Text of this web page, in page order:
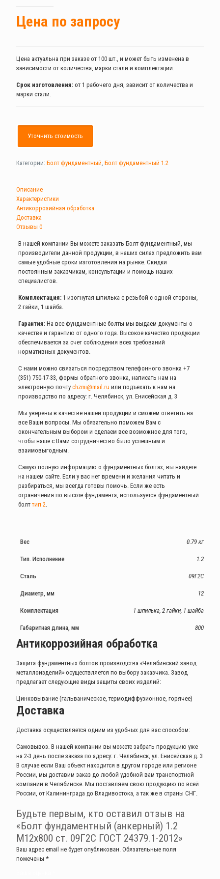
Цена по запросу
Цена актуальна при заказе от 100 шт., и может быть изменена в
зависимости от количества, марки стали и комплектации.
Срок изготовления: от 1 рабочего дня, зависит от количества и
марки стали.
Уточнить стоимость
Категории: Болт фундаментный, Болт фундаментный 1.2
Описание
Характеристики
Антикоррозийная обработка
Доставка
Отзывы 0
В нашей компании Вы можете заказать Болт фундаментный, мы
производители данной продукции, в наших силах предложить вам
самые удобные сроки изготовления на рынке. Скидки
постоянным заказчикам, консультации и помощь наших
специалистов.
Комплектация:1 изогнутая шпилька с резьбой с одной стороны,
2 гайки, 1 шайба.
Гарантия:На все фундаментные болты мы выдаем документы о
качестве и гарантию от одного года. Высокое качество продукции
обеспечивается за счет соблюдения всех требований
нормативных документов.
С нами можно связаться посредством телефонного звонка +7
(351) 750-17-33, формы обратного звонка, написать нам на
электронную почту chzmi@mail.ru или подъехать к нам на
производство по адресу: г. Челябинск, ул. Енисейская д. 3
Мы уверены в качестве нашей продукции и сможем ответить на
все Ваши вопросы. Мы обязательно поможем Вам с
окончательным выбором и сделаем все возможное для того,
чтобы наше с Вами сотрудничество было успешным и
взаимовыгодным.
Самую полную информацию о фундаментных болтах, вы найдете
на нашем сайте. Если у вас нет времени и желания читать и
разбираться, мы всегда готовы помочь. Если же есть
ограничения по высоте фундамента, используется фундаментный
болт тип 2.
Вес 0.79 кг
Тип. Исполнение 1.2
Сталь 09Г2С
Диаметр, мм 12
Комплектация 1 шпилька, 2 гайки, 1 шайба
Габаритная длина, мм 800
Антикоррозийная обработка
Защита фундаментных болтов производства «Челябинский завод
металлоизделий» осуществляется по выбору заказчика. Завод
предлагает следующие виды защиты своих изделий:
Цинковывание (гальваническое, термодиффузионное, горячее)
Доставка
Доставка осуществляется одним из удобных для вас способом:
Самовывоз. В нашей компании вы можете забрать продукцию уже
на 2-3 день после заказа по адресу: г. Челябинск, ул. Енисейская д. 3
В случае если Ваш объект находится в другом городе или регионе
России, мы доставим заказ до любой удобной вам транспортной
компании в Челябинске. Мы поставляем свою продукцию по всей
России, от Калининграда до Владивостока, а так же в страны СНГ.
Будьте первым, кто оставил отзыв на
«Болт фундаментный (анкерный) 1.2
М12х800 ст. 09Г2С ГОСТ 24379.1-2012»
Ваш адрес email не будет опубликован. Обязательные поля
помечены *